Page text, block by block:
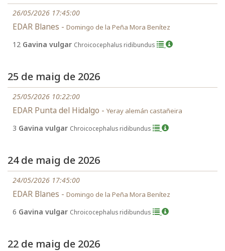
26/05/2026 17:45:00
EDAR Blanes - Domingo de la Peña Mora Benítez
12 Gavina vulgar Chroicocephalus ridibundus
25 de maig de 2026
25/05/2026 10:22:00
EDAR Punta del Hidalgo - Yeray alemán castañeira
3 Gavina vulgar Chroicocephalus ridibundus
24 de maig de 2026
24/05/2026 17:45:00
EDAR Blanes - Domingo de la Peña Mora Benítez
6 Gavina vulgar Chroicocephalus ridibundus
22 de maig de 2026